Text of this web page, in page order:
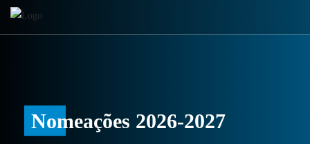
Nomeações 2026-2027